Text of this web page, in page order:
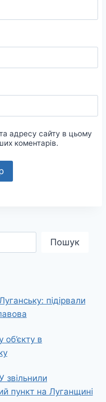
адресу сайту в цьому
коментарів.
Пошук
підірвали
об’єкту в
звільнили
пункт на Луганщині